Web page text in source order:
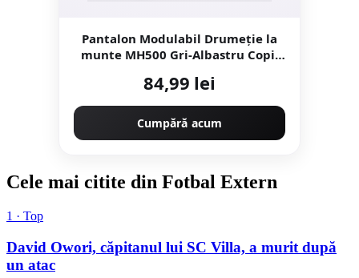
Pantalon Modulabil Drumeție la
munte MH500 Gri-Albastru Copii
84,99 lei
Cumpără acum
Cele mai citite din Fotbal Extern
1 · Top
David Owori, căpitanul lui SC Villa, a murit după
un atac